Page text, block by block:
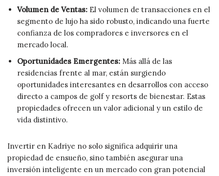
Volumen de Ventas: El volumen de transacciones en el
segmento de lujo ha sido robusto, indicando una fuerte
confianza de los compradores e inversores en el
mercado local.
Oportunidades Emergentes: Más allá de las
residencias frente al mar, están surgiendo
oportunidades interesantes en desarrollos con acceso
directo a campos de golf y resorts de bienestar. Estas
propiedades ofrecen un valor adicional y un estilo de
vida distintivo.
Invertir en Kadriye no solo significa adquirir una
propiedad de ensueño, sino también asegurar una
inversión inteligente en un mercado con gran potencial